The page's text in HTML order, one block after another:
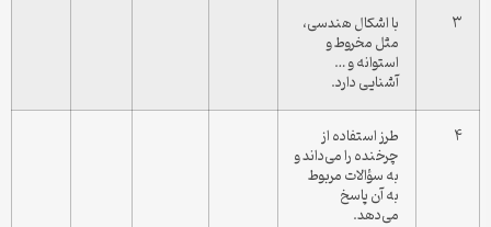
۳
با اشکال هندسی،
مثل مخروط و
استوانه و …
آشنایی دارد.
۴
طرز استفاده از
چرخنده را می‌داند و
به سؤالات مربوط
به آن پاسخ
می‌دهد.